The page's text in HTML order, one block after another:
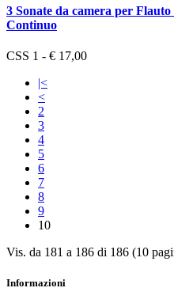
3 Sonate da camera per
Continuo
CSS 1 - € 17,00
|<
<
2
3
4
5
6
7
8
9
10
Vis. da 181 a 186 di 186 (10
Informazioni